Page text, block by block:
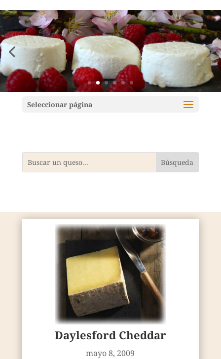
Mundoquesos
Seleccionar página
Daylesford Cheddar
mayo 8, 2009